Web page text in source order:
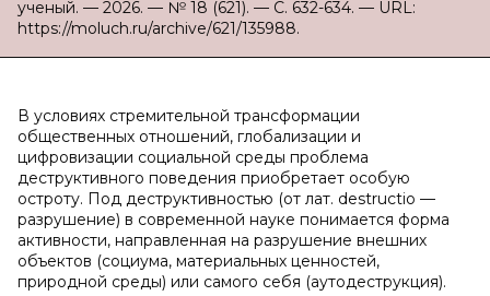
ученый. — 2026. — № 18 (621). — С. 632-634. — URL:
https://moluch.ru/archive/621/135988.
В условиях стремительной трансформации
общественных отношений, глобализации и
цифровизации социальной среды проблема
деструктивного поведения приобретает особую
остроту. Под деструктивностью (от лат. destructio —
разрушение) в современной науке понимается форма
активности, направленная на разрушение внешних
объектов (социума, материальных ценностей,
природной среды) или самого себя (аутодеструкция).